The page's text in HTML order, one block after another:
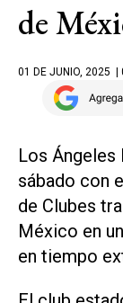
de
01 DE JUNIO, 2025
Los Ángeles
sábado con
de Clubes
México en
en tiempo